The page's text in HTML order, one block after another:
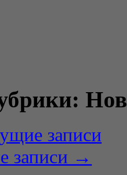
записи
записи →